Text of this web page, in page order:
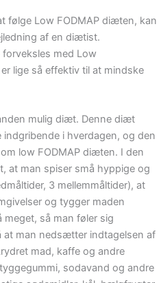
følge Low FODMAP diæten, kan
af en diætist.
med Low
lige så effektiv til at mindske
mulig diæt. Denne diæt
i hverdagen, og den
low FODMAP diæten. I den
at man spiser små hyppige og
3 mellemmåltider), at
og tygger maden
så man føler sig
at man nedsætter indtagelsen af
mad, kaffe og andre
sodavand og andre